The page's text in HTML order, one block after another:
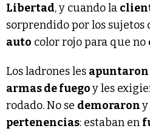
Libertad, y cuando la
sorprendido por los sujetos
auto color rojo para que no
Los ladrones les apuntaron
armas de fuegoy les
rodado. No se demorarony
pertenencias: estaban en